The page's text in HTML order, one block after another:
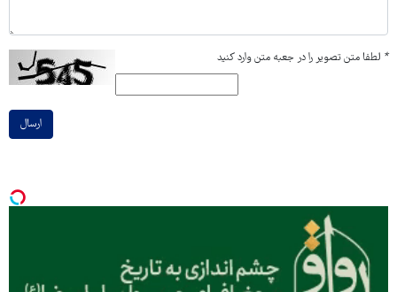
* لطفا متن تصویر را در جعبه متن وارد کنید
ارسال